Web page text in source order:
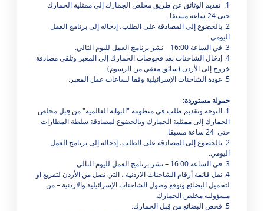
1. تقديم الوثائق عن طريق مخلص الجمارك إلى ممثلية الجمارك
حتى 24 ساعة مسبقا.
2. بالخضوع إلى المصادقة على الطلب، إدخاله إلى برنامج العمل
اليومي.
3. في الساعة 16:00 – نشر برنامج العمل لليوم التالي.
4. إدخال الشاحنات بعد فحوصات الجمارك إلى المعبر وتلقي مصادقة
خروج إلى الأردن (سائق معفي من الرسوم).
5. عودة الشاحنات الإسرائيلية وفقا لساعات عمل المعبر.
حمولة مستوردة:
1. التوجه وتقديم طلب في منظومة "البوابة العالمية" من قِبل مخلص
الجمارك إلى ممثلية الجمارك وبالخضوع لمصادقة سلطة المطارات
حتى 24 ساعة مسبقا.
2. بالخضوع إلى المصادقة على الطلب، إدخاله إلى برنامج العمل
اليومي.
3. في الساعة 16:00 – نشر برنامج العمل لليوم التالي.
4. نقل قائمة أرقام الشاحنات الاردنية ، التي تصل من الأردن لتفريغ او
لتحميل البضائع وتوقع وصول الشاحنات الإسرائيلية والاردنية – من
مسؤولية مخلص الجمارك.
5. فحص البضائع من قِبل الجمارك.